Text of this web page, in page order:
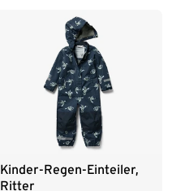
Kinder-Regen-Einteiler,
Ritter